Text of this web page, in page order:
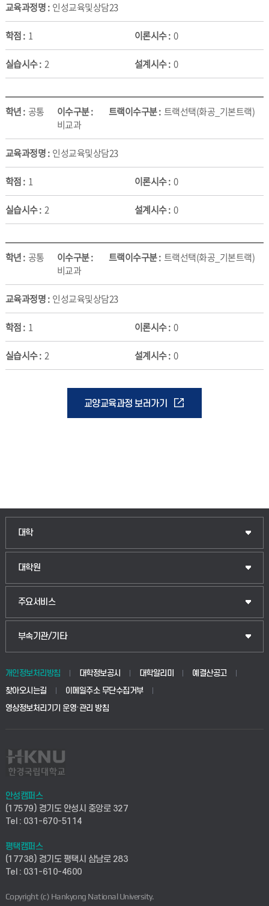
인성교육및상담23
1 0
2 0
공통
비교과
트랙선택(화공_기본트랙)
인성교육및상담23
1 0
2 0
공통
비교과
트랙선택(화공_기본트랙)
인성교육및상담23
1 0
2 0
교양교육과정 보러가기
대학
인문융합공공인재학부
법경영학부
생명공학부
사회안전시스템공학부
컴퓨터응용수학부
ICT로봇기계공학부
전자전기공학부
대학원
일반대학원
산업대학원
공공정책대학원
교육대학원
주요서비스
입학안내
웹메일
학사시스템(전문학사 및 전공심화)
사이버캠퍼스(전문학사 및 전공심화)
시설바로처리서비스
연구실안전관리시스템
산학연구관리시스템
부속기관/기타
중앙도서관
학생생활관(안성)
산학협력단
취업지원센터
창업지원센터
현장실습지원센터
개인정보처리방침 대학정보공시 대학알리미
예결산공고
찾아오시는길
이메일주소 무단수집거부
영상정보처리기기 운영·관리 방침
안성캠퍼스
(17579) 경기도 안성시 중앙로 327
Tel : 031-670-5114
평택캠퍼스
(17738) 경기도 평택시 삼남로 283
Tel : 031-610-4600
Copyright (c) Hankyong National University.